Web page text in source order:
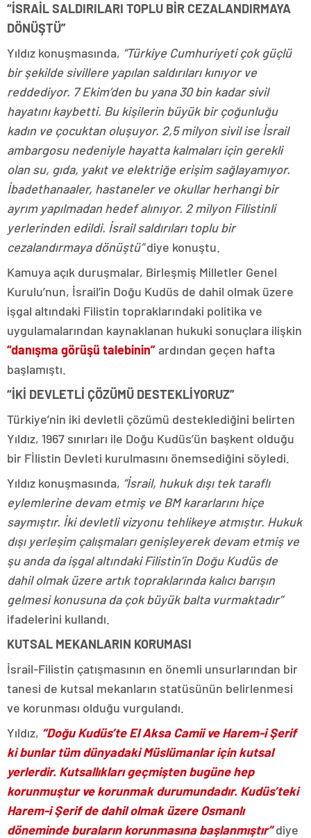
“İSRAİL SALDIRILARI TOPLU BİR CEZALANDIRMAYA
DÖNÜŞTÜ”
Yıldız konuşmasında, “Türkiye Cumhuriyeti çok güçlü
bir şekilde sivillere yapılan saldırıları kınıyor ve
reddediyor. 7 Ekim’den bu yana 30 bin kadar sivil
hayatını kaybetti. Bu kişilerin büyük bir çoğunluğu
kadın ve çocuktan oluşuyor. 2,5 milyon sivil ise İsrail
ambargosu nedeniyle hayatta kalmaları için gerekli
olan su, gıda, yakıt ve elektriğe erişim sağlayamıyor.
İbadethanaaler, hastaneler ve okullar herhangi bir
ayrım yapılmadan hedef alınıyor. 2 milyon Filistinli
yerlerinden edildi. İsrail saldırıları toplu bir
cezalandırmaya dönüştü”diye konuştu.
Kamuya açık duruşmalar, Birleşmiş Milletler Genel
Kurulu’nun, İsrail’in Doğu Kudüs de dahil olmak üzere
işgal altındaki Filistin topraklarındaki politika ve
uygulamalarından kaynaklanan hukuki sonuçlara ilişkin
“danışma görüşü talebinin”ardından geçen hafta
başlamıştı.
“İKİ DEVLETLİ ÇÖZÜMÜ DESTEKLİYORUZ”
Türkiye’nin iki devletli çözümü desteklediğini belirten
Yıldız, 1967 sınırları ile Doğu Kudüs’ün başkent olduğu
bir Fİlistin Devleti kurulmasını önemsediğini söyledi.
Yıldız konuşmasında, “İsrail, hukuk dışı tek taraflı
eylemlerine devam etmiş ve BM kararlarını hiçe
saymıştır. İki devletli vizyonu tehlikeye atmıştır. Hukuk
dışı yerleşim çalışmaları genişleyerek devam etmiş ve
şu anda da işgal altındaki Filistin’in Doğu Kudüs de
dahil olmak üzere artık topraklarında kalıcı barışın
gelmesi konusuna da çok büyük balta vurmaktadır”
ifadelerini kullandı.
KUTSAL MEKANLARIN KORUMASI
İsrail-Filistin çatışmasının en önemli unsurlarından bir
tanesi de kutsal mekanların statüsünün belirlenmesi
ve korunması olduğu vurgulandı.
Yıldız, “Doğu Kudüs’te El Aksa Camii ve Harem-i Şerif
ki bunlar tüm dünyadaki Müslümanlar için kutsal
yerlerdir. Kutsallıkları geçmişten bugüne hep
korunmuştur ve korunmak durumundadır. Kudüs’teki
Harem-i Şerif de dahil olmak üzere Osmanlı
döneminde buraların korunmasına başlanmıştır” diye